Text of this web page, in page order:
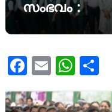
സംഭവം :
Facebook
Email